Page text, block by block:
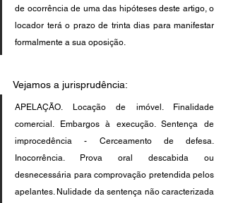
de ocorrência de uma das hipóteses deste artigo, o
locador terá o prazo de trinta dias para manifestar
formalmente a sua oposição.
Vejamos a jurisprudência:
APELAÇÃO. Locação de imóvel. Finalidade
comercial. Embargos à execução. Sentença de
improcedência - Cerceamento de defesa.
Inocorrência. Prova oral descabida ou
desnecessária para comprovação pretendida pelos
apelantes. Nulidade da sentença não caracterizada